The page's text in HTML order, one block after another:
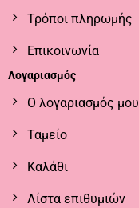
Τρόποι πληρωμής
Επικοινωνία
Λογαριασμός
Ο λογαριασμός μου
Ταμείο
Καλάθι
Λίστα επιθυμιών